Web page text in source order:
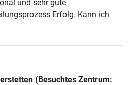
und sehr gute
Erfolg. Kann ich
(Besuchtes Zentrum: